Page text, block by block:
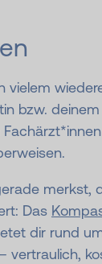
vielem
bzw.
merkst,
Das
dir rund
vertraulich,